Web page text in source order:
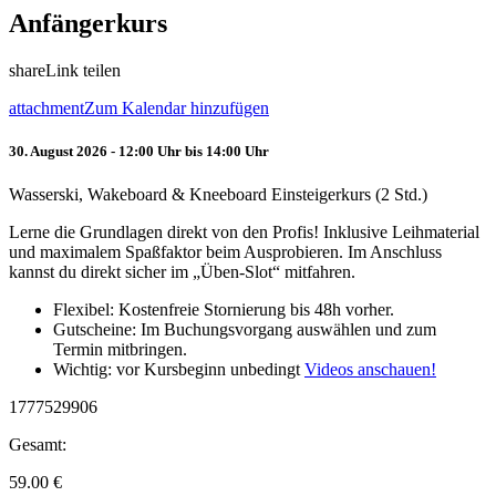
Anfängerkurs
shareLink teilen
attachmentZum Kalendar hinzufügen
30. August 2026 - 12:00 Uhr bis 14:00 Uhr
Wasserski, Wakeboard & Kneeboard Einsteigerkurs (2 Std.)
Lerne die Grundlagen direkt von den Profis! Inklusive Leihmaterial
und maximalem Spaßfaktor beim Ausprobieren. Im Anschluss
kannst du direkt sicher im „Üben-Slot“ mitfahren.
Flexibel: Kostenfreie Stornierung bis 48h vorher.
Gutscheine: Im Buchungsvorgang auswählen und zum
Termin mitbringen.
Wichtig: vor Kursbeginn unbedingt Videos anschauen!
1777529906
Gesamt:
59.00 €